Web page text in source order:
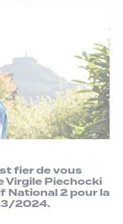
fier de vous
Virgile Piechocki
National 2 pour la
2024.